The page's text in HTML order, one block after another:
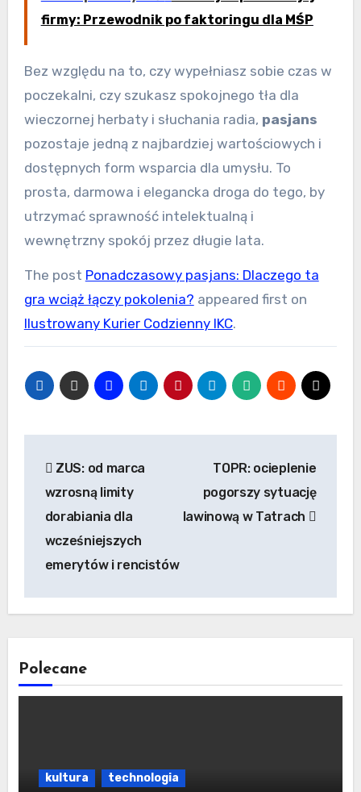
firmy: Przewodnik po faktoringu dla MŚP
Bez względu na to, czy wypełniasz sobie czas w
poczekalni, czy szukasz spokojnego tła dla
wieczornej herbaty i słuchania radia, pasjans
pozostaje jedną z najbardziej wartościowych i
dostępnych form wsparcia dla umysłu. To
prosta, darmowa i elegancka droga do tego, by
utrzymać sprawność intelektualną i
wewnętrzny spokój przez długie lata.
The post Ponadczasowy pasjans: Dlaczego ta
gra wciąż łączy pokolenia? appeared first on
Ilustrowany Kurier Codzienny IKC.
wpisu
ZUS: od marca
wzrosną limity
dorabiania dla
wcześniejszych
emerytów i rencistów
TOPR: ocieplenie
pogorszy sytuację
lawinową w Tatrach
Polecane
kultura technologia